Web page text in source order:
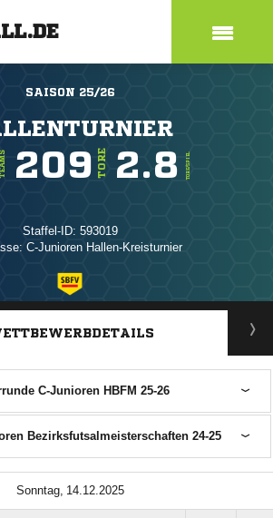
SAISON 25/26
TEAMS 209 TORE 2.8 TORE/SPIEL
Staffel-ID: 593019
C-Junioren Hallen-Kreisturnier
ANZEIGE
C-Junioren HBFM 25-26
Bezirksfutsalmeisterschaften 24-25
 